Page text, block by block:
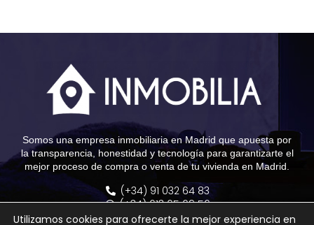
Somos una empresa inmobiliaria en Madrid que apuesta por
la transparencia, honestidad y tecnología para garantizarte el
mejor proceso de compra o venta de tu vivienda en Madrid.
(+34) 91 032 64 83
(+34) 613 65 69 56
info@grupoinmobilia.com
Utilizamos cookies para ofrecerte la mejor experiencia en